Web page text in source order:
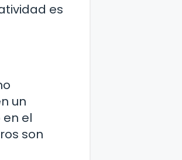
es
un
el
son